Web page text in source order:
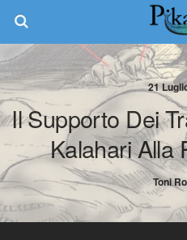
21
Il Supporto Dei
Kalahari Alla
Toni